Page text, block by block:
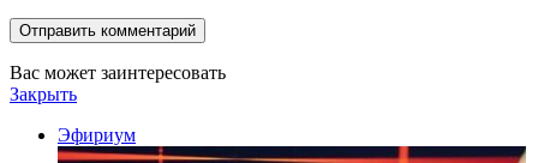
Вас может заинтересовать
Закрыть
Эфириум